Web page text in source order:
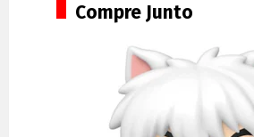
Compre Junto